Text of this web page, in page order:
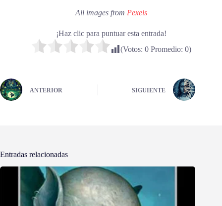
All images from Pexels
¡Haz clic para puntuar esta entrada!
(Votos: 0Promedio: 0)
ANTERIOR SIGUIENTE
Entradas relacionadas